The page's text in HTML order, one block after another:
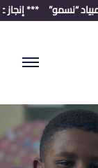
“نسمو” *** إنجاز علمي جديد: تأهل 11 طالبًا